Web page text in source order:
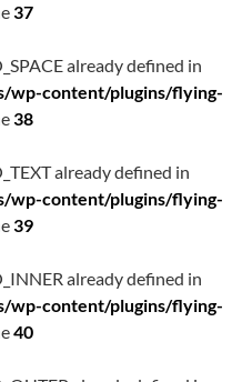
37
already defined in
wp-content/plugins/flying-
38
already defined in
wp-content/plugins/flying-
39
already defined in
wp-content/plugins/flying-
40